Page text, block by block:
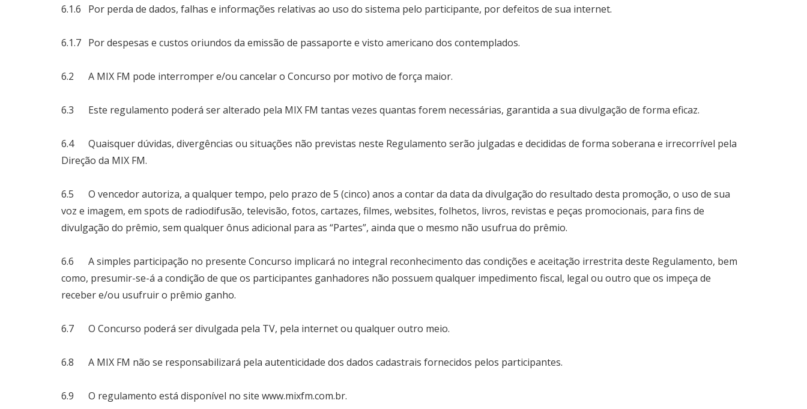
6.1.6 Por perda de dados, falhas e informações relativas ao uso do sistema pelo participante, por defeitos de sua internet.
6.1.7 Por despesas e custos oriundos da emissão de passaporte e visto americano dos contemplados.
6.2 A MIX FM pode interromper e/ou cancelar o Concurso por motivo de força maior.
6.3 Este regulamento poderá ser alterado pela MIX FM tantas vezes quantas forem necessárias, garantida a sua divulgação de forma eficaz.
6.4 Quaisquer dúvidas, divergências ou situações não previstas neste Regulamento serão julgadas e decididas de forma soberana e irrecorrível pela
Direção da MIX FM.
6.5 O vencedor autoriza, a qualquer tempo, pelo prazo de 5 (cinco) anos a contar da data da divulgação do resultado desta promoção, o uso de sua
voz e imagem, em spots de radiodifusão, televisão, fotos, cartazes, filmes, websites, folhetos, livros, revistas e peças promocionais, para fins de
divulgação do prêmio, sem qualquer ônus adicional para as “Partes”, ainda que o mesmo não usufrua do prêmio.
6.6 A simples participação no presente Concurso implicará no integral reconhecimento das condições e aceitação irrestrita deste Regulamento, bem
como, presumir-se-á a condição de que os participantes ganhadores não possuem qualquer impedimento fiscal, legal ou outro que os impeça de
receber e/ou usufruir o prêmio ganho.
6.7 O Concurso poderá ser divulgada pela TV, pela internet ou qualquer outro meio.
6.8 A MIX FM não se responsabilizará pela autenticidade dos dados cadastrais fornecidos pelos participantes.
6.9 O regulamento está disponível no site www.mixfm.com.br.